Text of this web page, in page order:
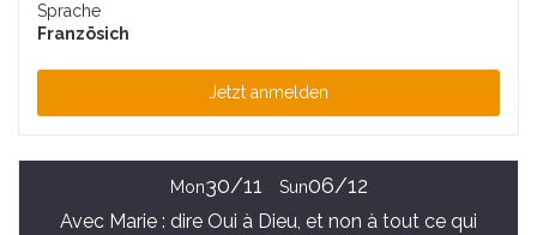
Sprache
Französich
Jetzt anmelden
Mon30/11 Sun06/12
Avec Marie : dire Oui à Dieu, et non à tout ce qui